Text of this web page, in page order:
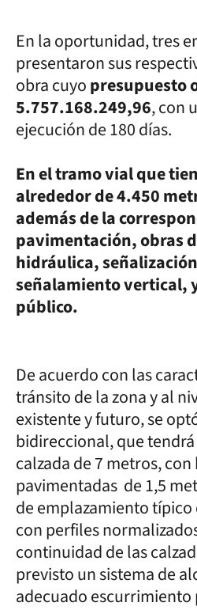
En la oportunidad, tres
presentaron sus
obra cuyopresupuesto
5.757.168.249,96, con
ejecución de 180 días.
En el tramo vial que
alrededor de 4.450
además de la
pavimentación, obras
hidráulica,
señalamiento vertical,
público.
De acuerdo con las
tránsito de la zona y al
existente y futuro, se
bidireccional, que
calzada de 7 metros,
pavimentadas de 1,5
de emplazamiento
con perfiles
continuidad de las
previsto un sistema de
adecuado escurrimiento